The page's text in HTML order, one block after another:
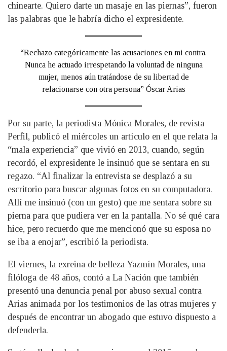
chinearte. Quiero darte un masaje en las piernas”, fueron
las palabras que le habría dicho el expresidente.
“Rechazo categóricamente las acusaciones en mi contra.
Nunca he actuado irrespetando la voluntad de ninguna
mujer, menos aún tratándose de su libertad de
relacionarse con otra persona” Óscar Arias
Por su parte, la periodista Mónica Morales, de revista
Perfil, publicó el miércoles un artículo en el que relata la
“mala experiencia” que vivió en 2013, cuando, según
recordó, el expresidente le insinuó que se sentara en su
regazo. “Al finalizar la entrevista se desplazó a su
escritorio para buscar algunas fotos en su computadora.
Allí me insinuó (con un gesto) que me sentara sobre su
pierna para que pudiera ver en la pantalla. No sé qué cara
hice, pero recuerdo que me mencionó que su esposa no
se iba a enojar”, escribió la periodista.
El viernes, la exreina de belleza Yazmín Morales, una
filóloga de 48 años, contó a La Nación que también
presentó una denuncia penal por abuso sexual contra
Arias animada por los testimonios de las otras mujeres y
después de encontrar un abogado que estuvo dispuesto a
defenderla.